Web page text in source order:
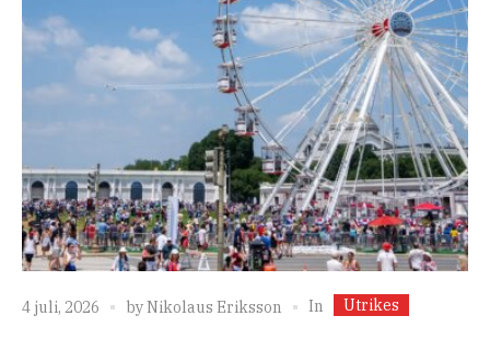
4 juli, 2026 byNikolaus Eriksson In Utrikes